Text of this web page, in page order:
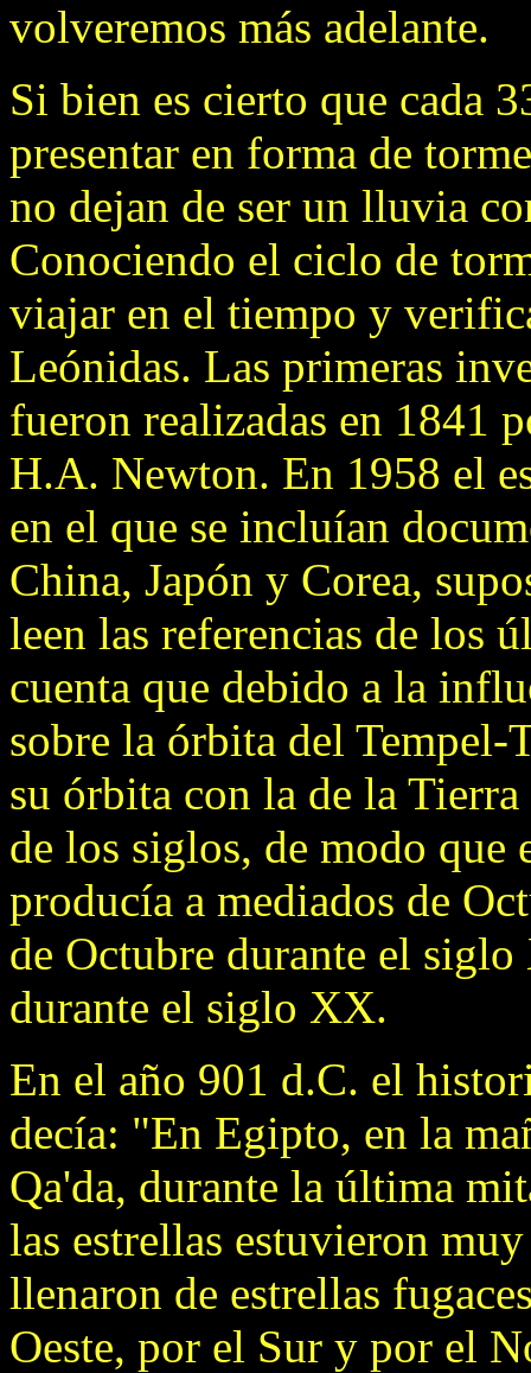
volveremos más adelante.
Si bien es cierto que cada
presentar en forma de
no dejan de ser un lluvia
Conociendo el ciclo de
viajar en el tiempo y
Leónidas. Las primeras
fueron realizadas en 1841
H.A. Newton. En 1958 el
en el que se incluían
China, Japón y Corea,
leen las referencias de los
cuenta que debido a la
sobre la órbita del
su órbita con la de la
de los siglos, de modo que
producía a mediados de
de Octubre durante el
durante el siglo XX.
En el año 901 d.C. el
decía: "En Egipto, en la
Qa'da, durante la última
las estrellas estuvieron
llenaron de estrellas
Oeste, por el Sur y por el